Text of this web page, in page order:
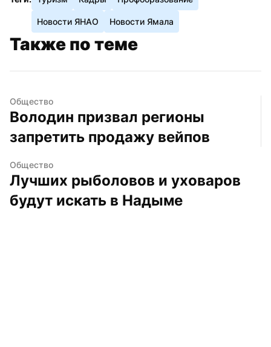
Новости ЯНАО Новости Ямала
Также по теме
Общество
Володин призвал регионы
запретить продажу вейпов
Общество
Лучших рыболовов и уховаров
будут искать в Надыме